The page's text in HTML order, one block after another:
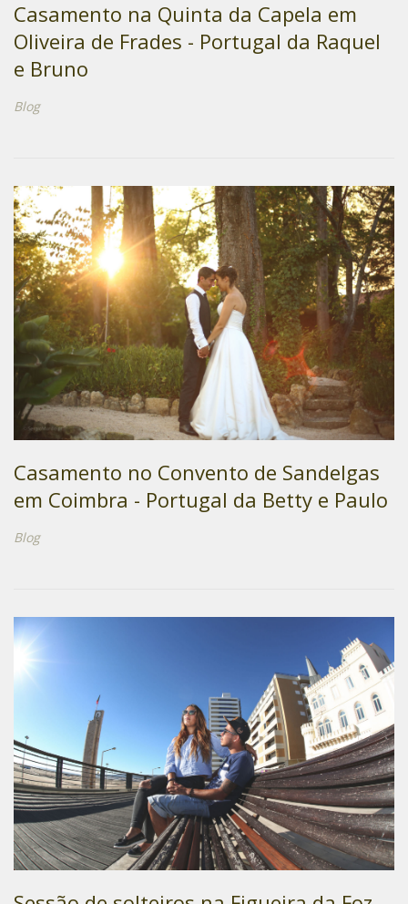
Casamento na Quinta da Capela em
Oliveira de Frades - Portugal da Raquel
e Bruno
Blog
Casamento no Convento de Sandelgas
em Coimbra - Portugal da Betty e Paulo
Blog